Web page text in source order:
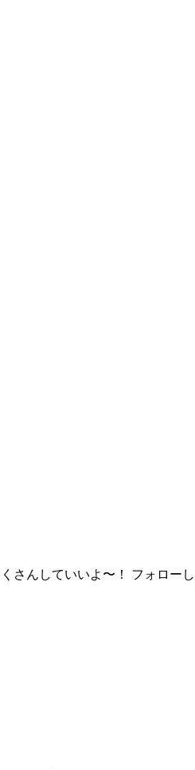
んしていいよ〜！ フォロー